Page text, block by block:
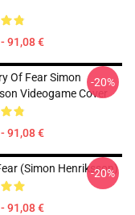
91,08 €
Of Fear Simon
Videogame Cover
91,08 €
-20%
(Simon Henriksson)
91,08 €
-20%